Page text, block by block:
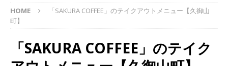
HOME
「SAKURA COFFEE」のテイクアウトメニュー【久御山
町】
「SAKURA COFFEE」のテイク